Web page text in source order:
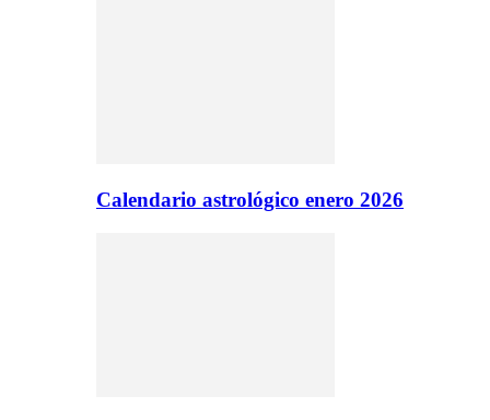
Calendario astrológico enero 2026